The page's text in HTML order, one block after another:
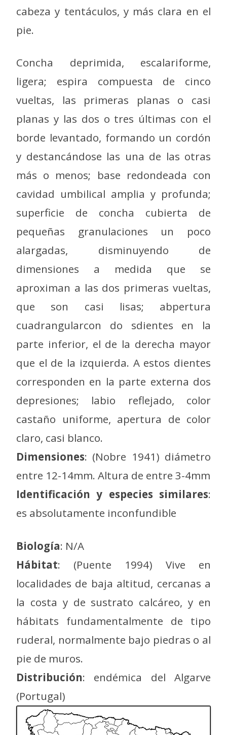
cabeza y tentáculos, y más clara en el
pie.
Concha deprimida, escalariforme,
ligera; espira compuesta de cinco
vueltas, las primeras planas o casi
planas y las dos o tres últimas con el
borde levantado, formando un cordón
y destancándose las una de las otras
más o menos; base redondeada con
cavidad umbilical amplia y profunda;
superficie de concha cubierta de
pequeñas granulaciones un poco
alargadas, disminuyendo de
dimensiones a medida que se
aproximan a las dos primeras vueltas,
que son casi lisas; abpertura
cuadrangularcon do sdientes en la
parte inferior, el de la derecha mayor
que el de la izquierda. A estos dientes
corresponden en la parte externa dos
depresiones; labio reflejado, color
castaño uniforme, apertura de color
claro, casi blanco.
Dimensiones: (Nobre 1941) diámetro
entre 12-14mm. Altura de entre 3-4mm
Identificación y especies similares:
es absolutamente inconfundible
Biología: N/A
Hábitat: (Puente 1994) Vive en
localidades de baja altitud, cercanas a
la costa y de sustrato calcáreo, y en
hábitats fundamentalmente de tipo
ruderal, normalmente bajo piedras o al
pie de muros.
Distribución: endémica del Algarve
(Portugal)